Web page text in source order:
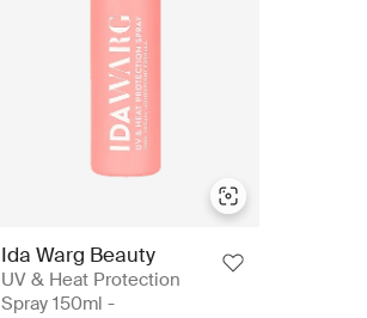
Ida Warg Beauty
UV & Heat Protection
Spray 150ml -